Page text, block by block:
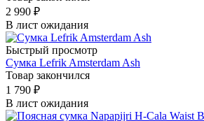
2 990 ₽
В лист ожидания
Быстрый просмотр
Сумка Lefrik Amsterdam Ash
Товар закончился
1 790 ₽
В лист ожидания